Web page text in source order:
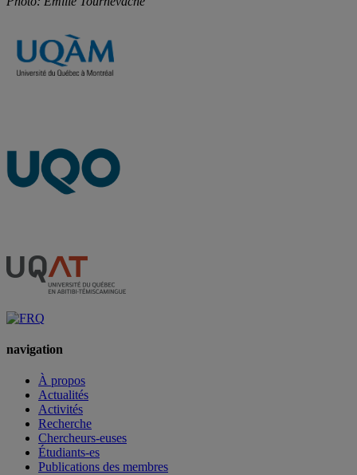
navigation
À propos
Actualités
Activités
Recherche
Chercheurs-euses
Étudiants-es
Publications des membres